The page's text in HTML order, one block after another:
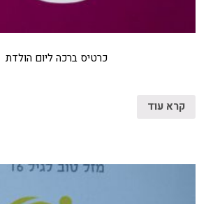
כרטיס ברכה ליום הולדת
קרא עוד